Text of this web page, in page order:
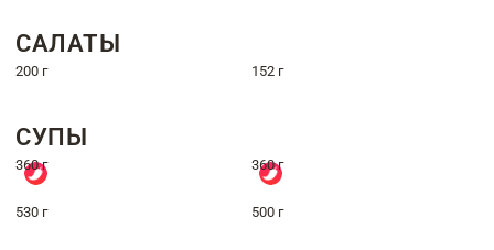
САЛАТЫ
200 г 152 г
СУПЫ
360 г 360 г
530 г 500 г